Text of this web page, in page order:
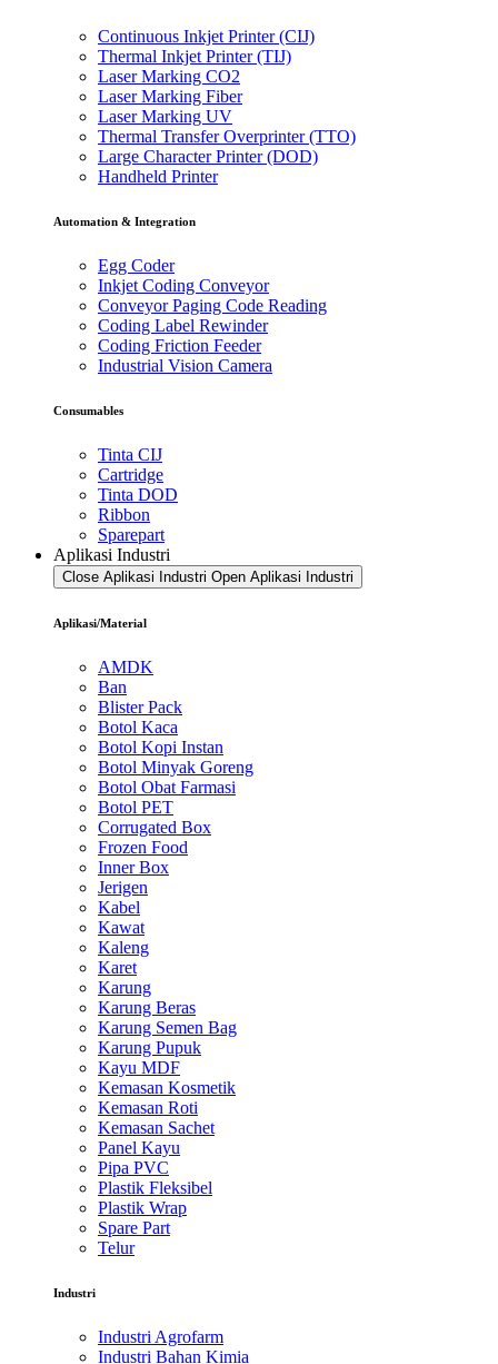
Continuous Inkjet Printer (CIJ)
Thermal Inkjet Printer (TIJ)
Laser Marking CO2
Laser Marking Fiber
Laser Marking UV
Thermal Transfer Overprinter (TTO)
Large Character Printer (DOD)
Handheld Printer
Automation & Integration
Egg Coder
Inkjet Coding Conveyor
Conveyor Paging Code Reading
Coding Label Rewinder
Coding Friction Feeder
Industrial Vision Camera
Consumables
Tinta CIJ
Cartridge
Tinta DOD
Ribbon
Sparepart
Aplikasi Industri
Close Aplikasi Industri Open Aplikasi Industri
Aplikasi/Material
AMDK
Ban
Blister Pack
Botol Kaca
Botol Kopi Instan
Botol Minyak Goreng
Botol Obat Farmasi
Botol PET
Corrugated Box
Frozen Food
Inner Box
Jerigen
Kabel
Kawat
Kaleng
Karet
Karung
Karung Beras
Karung Semen Bag
Karung Pupuk
Kayu MDF
Kemasan Kosmetik
Kemasan Roti
Kemasan Sachet
Panel Kayu
Pipa PVC
Plastik Fleksibel
Plastik Wrap
Spare Part
Telur
Industri
Industri Agrofarm
Industri Bahan Kimia